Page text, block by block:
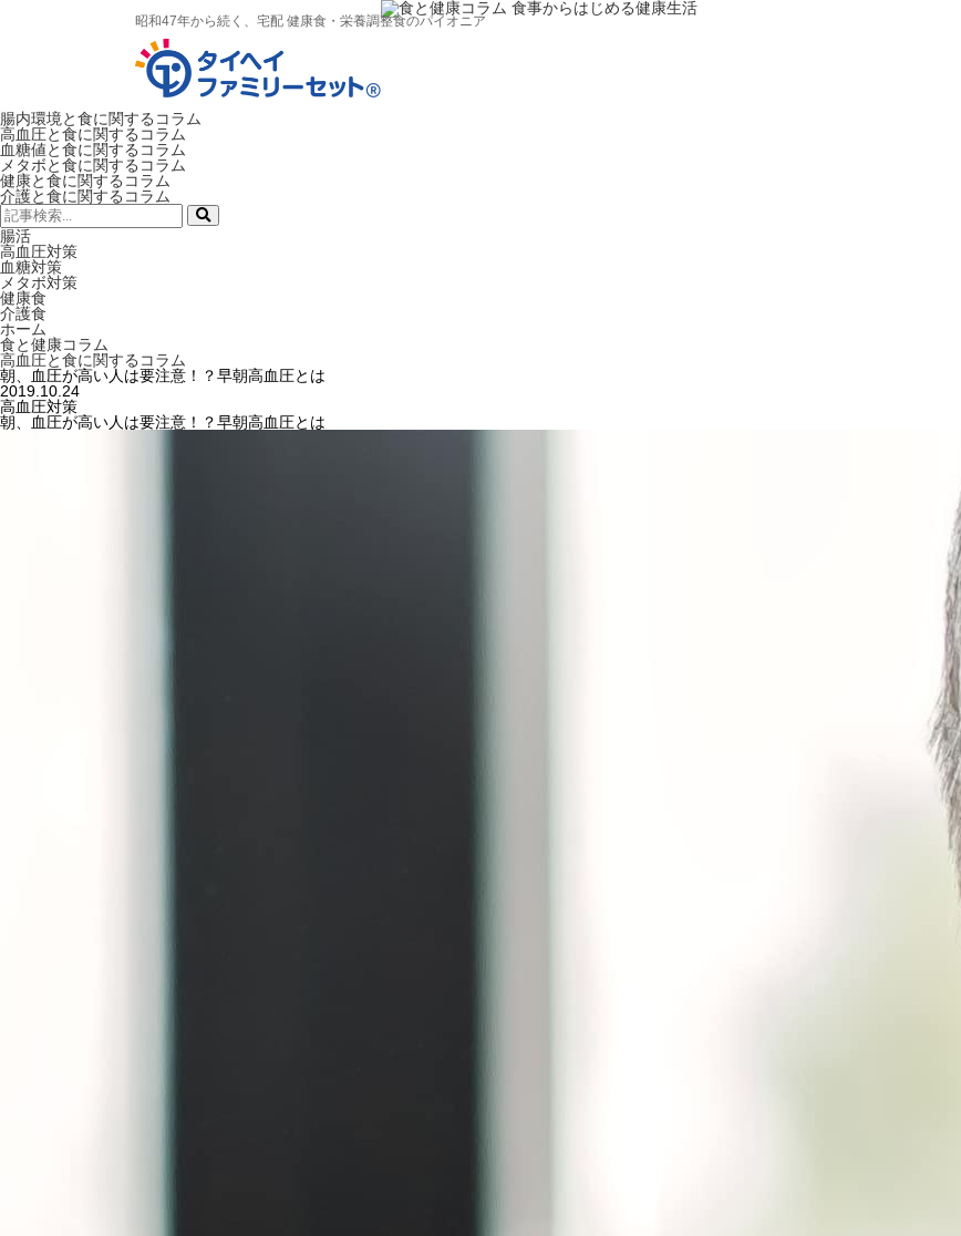
昭和47年から続く、宅配 健康食・栄養調整食のパイオニア
腸内環境と食に関するコラム
高血圧と食に関するコラム
血糖値と食に関するコラム
メタボと食に関するコラム
健康と食に関するコラム
介護と食に関するコラム
検
索:
腸活
高血圧対策
血糖対策
メタボ対策
健康食
介護食
ホーム
食と健康コラム
高血圧と食に関するコラム
朝、血圧が高い人は要注意！？早朝高血圧とは
2019.10.24
高血圧対策
朝、血圧が高い人は要注意！？早朝高血圧とは